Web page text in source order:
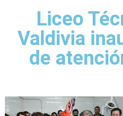
Liceo
Valdivia
de